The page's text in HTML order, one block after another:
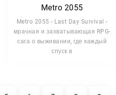
Metro 2055
Metro 2055 - Last Day Survival -
мрачная и захватывающая RPG-
сага о выживании, где каждый
спуск в